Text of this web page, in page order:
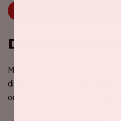
Dineren in
Maak je concertervaring
diner in de Johan Cruijff ArenA!
onze restaurants voordat je